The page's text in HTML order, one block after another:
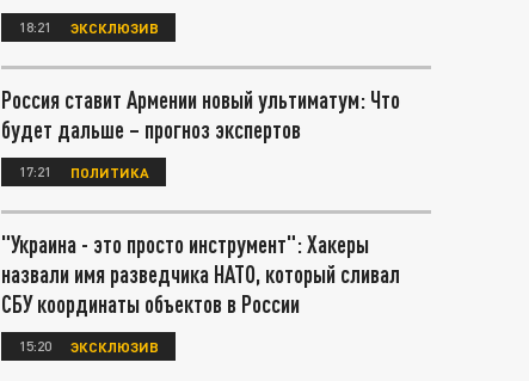
18:21 ЭКСКЛЮЗИВ
Россия ставит Армении новый ультиматум: Что
будет дальше – прогноз экспертов
17:21 ПОЛИТИКА
"Украина - это просто инструмент": Хакеры
назвали имя разведчика НАТО, который сливал
СБУ координаты объектов в России
15:20 ЭКСКЛЮЗИВ